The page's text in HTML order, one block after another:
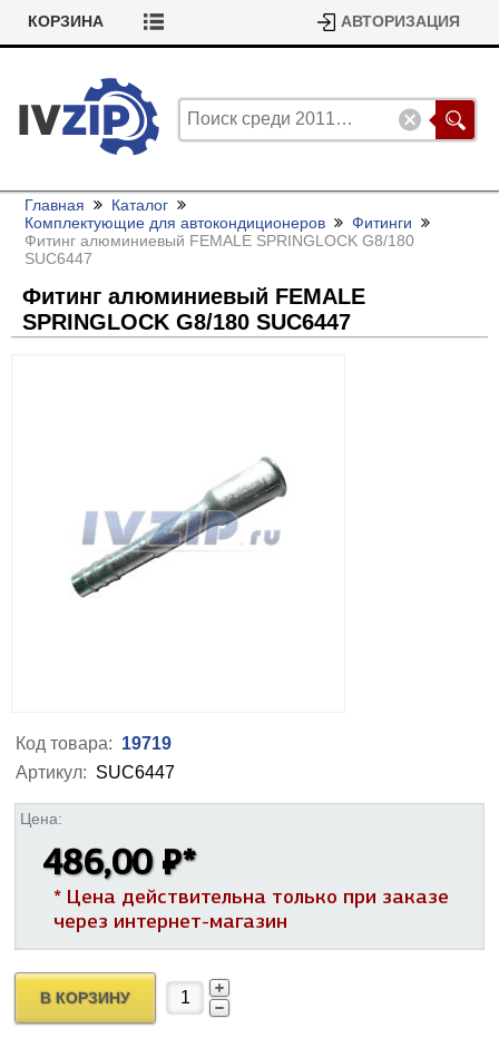
КОРЗИНА АВТОРИЗАЦИЯ
Главная
Каталог
Комплектующие для автокондиционеров
Фитинги
Фитинг алюминиевый FEMALE SPRINGLOCK G8/180
SUC6447
Фитинг алюминиевый FEMALE
SPRINGLOCK G8/180 SUC6447
Код товара: 19719
Артикул: SUC6447
Цена:
486,00 ₽*
* Цена действительна только при заказе
через интернет-магазин
В КОРЗИНУ